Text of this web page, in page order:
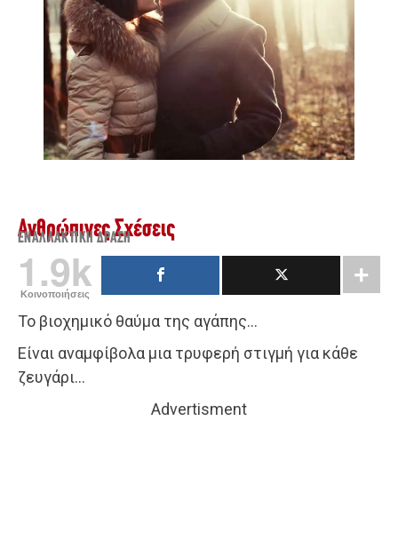
Ανθρώπινες Σχέσεις
ΕΝΑΛΛΑΚΤΙΚΉ ΔΡΆΣΗ
1.9k
Κοινοποιήσεις
Το βιοχημικό θαύμα της αγάπης…
Είναι αναμφίβολα μια τρυφερή στιγμή για κάθε
ζευγάρι…
Advertisment